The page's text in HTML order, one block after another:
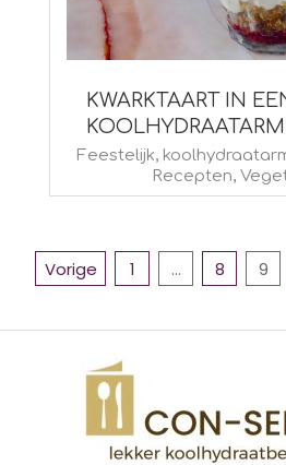
KWARKTAART IN
2014-
Feestelijk,
Recepten,
BERICHTEN
Vorige 1 … 8 9